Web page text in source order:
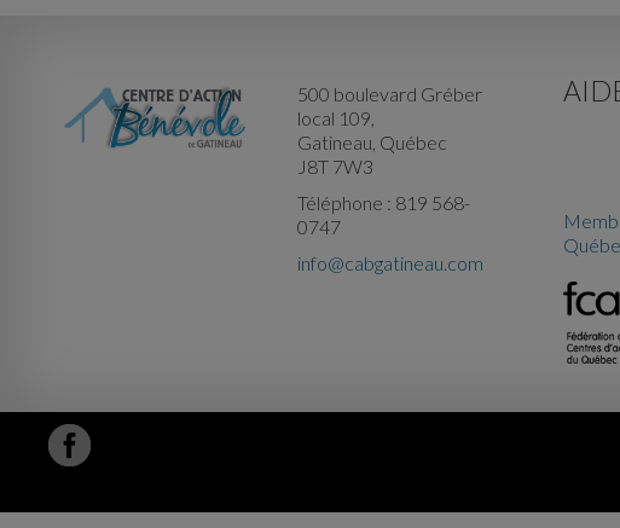
500 boulevard Gréber
local 109,
Gatineau, Québec
J8T 7W3
Téléphone : 819 568-
0747
info@cabgatineau.com